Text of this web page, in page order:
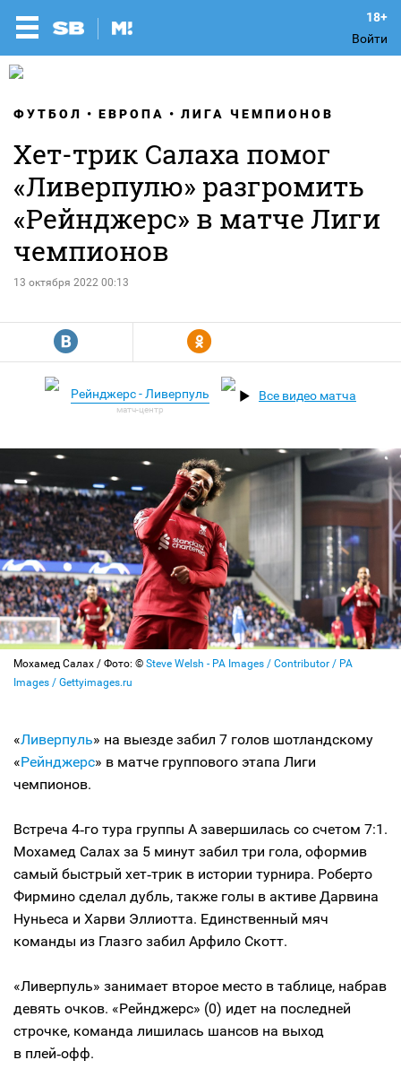
Войти
ФУТБОЛ ЕВРОПА ЛИГА ЧЕМПИОНОВ
Хет-трик Салаха помог
«Ливерпулю» разгромить
«Рейнджерс» в матче Лиги
чемпионов
13 октября 2022 00:13
R Y
Рейнджерс - Ливерпуль Все видео матча
Мохамед Салах / Фото: © Steve Welsh - PA Images / Contributor / PA
Images / Gettyimages.ru
«Ливерпуль» на выезде забил 7 голов шотландскому
«Рейнджерс» в матче группового этапа Лиги
чемпионов.
Встреча 4‑го тура группы А завершилась со счетом 7:1.
Мохамед Салах за 5 минут забил три гола, оформив
самый быстрый хет‑трик в истории турнира. Роберто
Фирмино сделал дубль, также голы в активе Дарвина
Нуньеса и Харви Эллиотта. Единственный мяч
команды из Глазго забил Арфило Скотт.
«Ливерпуль» занимает второе место в таблице, набрав
девять очков. «Рейнджерс» (0) идет на последней
строчке, команда лишилась шансов на выход
в плей‑офф.